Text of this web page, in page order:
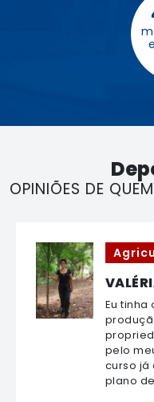
OPINIÕES DE
Eu
pelo
curso já
plano